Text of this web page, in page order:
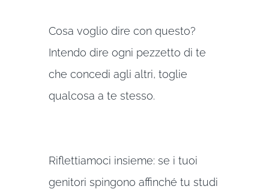
Cosa voglio dire con questo?
Intendo dire ogni pezzetto di te
che concedi agli altri, toglie
qualcosa a te stesso.
Riflettiamoci insieme: se i tuoi
genitori spingono affinché tu studi